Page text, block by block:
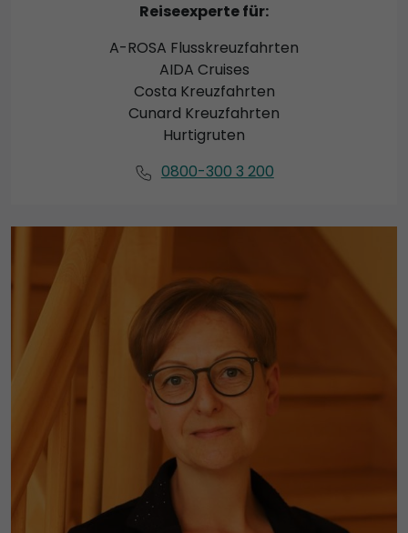
Reiseexperte für:
A-ROSA Flusskreuzfahrten
AIDA Cruises
Costa Kreuzfahrten
Cunard Kreuzfahrten
Hurtigruten
0800-300 3 200